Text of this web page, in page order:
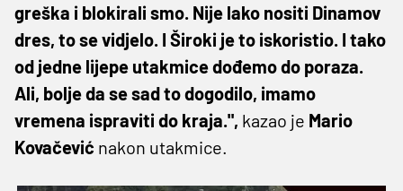
greška i blokirali smo. Nije lako nositi Dinamov
dres, to se vidjelo. I Široki je to iskoristio. I tako
od jedne lijepe utakmice dođemo do poraza.
Ali, bolje da se sad to dogodilo, imamo
vremena ispraviti do kraja.", kazao je Mario
Kovačević nakon utakmice.